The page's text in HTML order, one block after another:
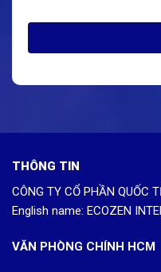
THÔNG TIN
CÔNG TY CỔ PHẦN QUỐC
English name: ECOZEN
VĂN PHÒNG CHÍNH HCM